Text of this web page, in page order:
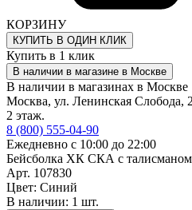
КОРЗИНУ
КУПИТЬ В ОДИН КЛИК
Купить в 1 клик
В наличии в магазине в Москве
В наличии в магазинах в Москве
Москва, ул. Ленинская Слобода,
2 этаж.
8 (800) 555-04-90
Ежедневно с 10:00 до 22:00
Бейсболка ХК СКА с талисманом
Арт. 107830
Цвет: Синий
В наличии: 1 шт.